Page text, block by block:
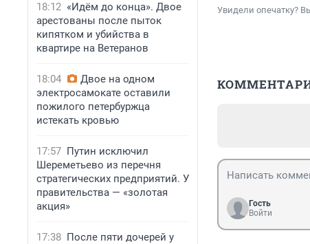
18:12 «Идём до конца». Двое
арестованы после пыток
кипятком и убийства в
квартире на Ветеранов
18:04
Двое на одном
электросамокате оставили
пожилого петербуржца
истекать кровью
17:57 Путин исключил
Шереметьево из перечня
стратегических предприятий. У
правительства — «золотая
акция»
17:38 После пяти дочерей у
Увидели опечатку?
Гость
Войти